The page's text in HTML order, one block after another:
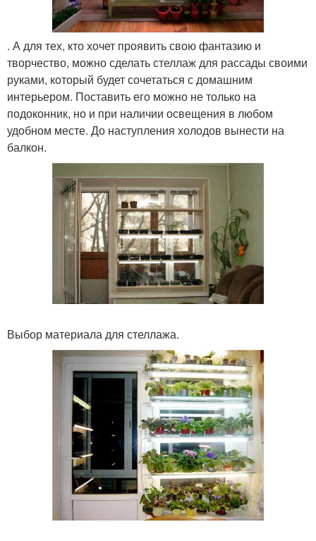
. А для тех, кто хочет проявить свою фантазию и
творчество, можно сделать стеллаж для рассады своими
руками, который будет сочетаться с домашним
интерьером. Поставить его можно не только на
подоконник, но и при наличии освещения в любом
удобном месте. До наступления холодов вынести на
балкон.
Выбор материала для стеллажа.